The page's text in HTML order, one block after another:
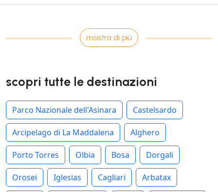
mostra di più
scopri tutte le destinazioni
Parco Nazionale dell'Asinara Castelsardo
Arcipelago di La Maddalena Alghero
Porto Torres Olbia Bosa Dorgali
Orosei Iglesias Cagliari Arbatax